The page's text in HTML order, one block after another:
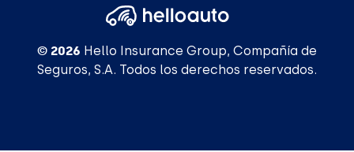
© 2026 Hello Insurance Group, Compañía de
Seguros, S.A. Todos los derechos reservados.